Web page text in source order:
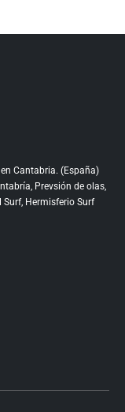
Cantabria. (España)
Prevsión de olas,
Hermisferio Surf